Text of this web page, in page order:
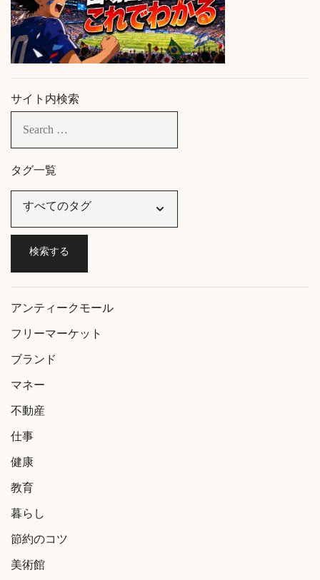
サイト内検索
タグ一覧
アンティークモール
フリーマーケット
ブランド
マネー
不動産
仕事
健康
教育
暮らし
節約のコツ
美術館